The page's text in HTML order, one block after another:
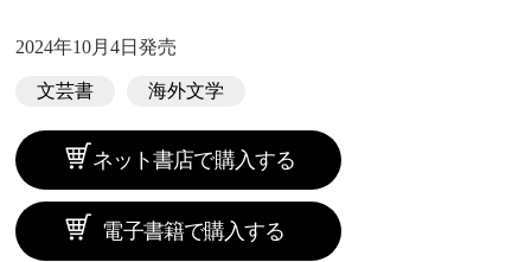
2024年10月4日発売
文芸書 海外文学
ネット書店で購入する
電子書籍で購入する